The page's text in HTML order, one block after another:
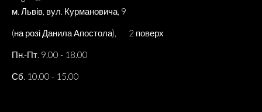
м. Львів, вул. Курмановича, 9
(на розі Данила Апостола), 2 поверх
Пн.-Пт. 9.00 - 18.00
Сб. 10.00 - 15.00